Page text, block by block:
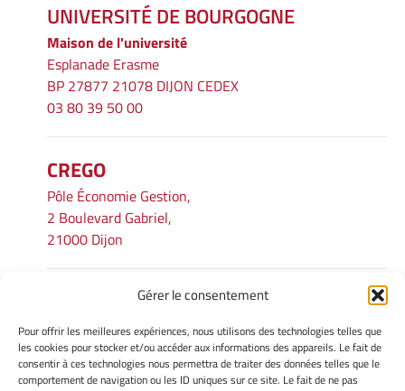
Gérer le consentement
Pour offrir les meilleures expériences, nous utilisons des technologies telles que
les cookies pour stocker et/ou accéder aux informations des appareils. Le fait de
consentir à ces technologies nous permettra de traiter des données telles que le
comportement de navigation ou les ID uniques sur ce site. Le fait de ne pas
UNIVERSITÉ DE BOURGOGNE
Maison de l'université
Esplanade Erasme
BP 27877 21078 DIJON CEDEX
03 80 39 50 00
CREGO
Pôle Économie Gestion,
2 Boulevard Gabriel,
21000 Dijon
INFORMATIONS LÉGALES
Mentions légales
Gérer mes cookies